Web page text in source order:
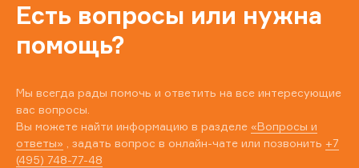
Есть вопросы или нужна
помощь?
Мы всегда рады помочь и ответить на все интересующие
вас вопросы.
Вы можете найти информацию в разделе «Вопросы и
ответы» , задать вопрос в онлайн-чате или позвонить +7
(495) 748-77-48